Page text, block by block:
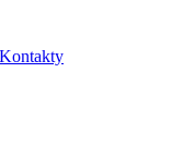
Kontakty